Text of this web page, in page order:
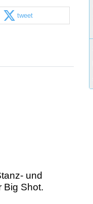
tweet
und
Big Shot.